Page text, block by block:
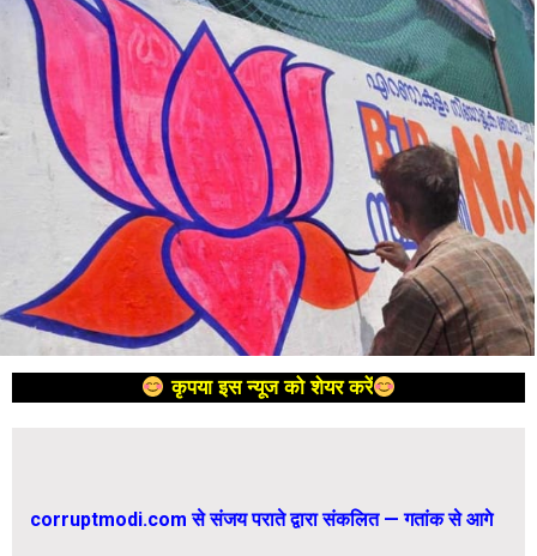
कृपया इस न्यूज को शेयर करें
corruptmodi.com से संजय पराते द्वारा संकलित — गतांक से आगे